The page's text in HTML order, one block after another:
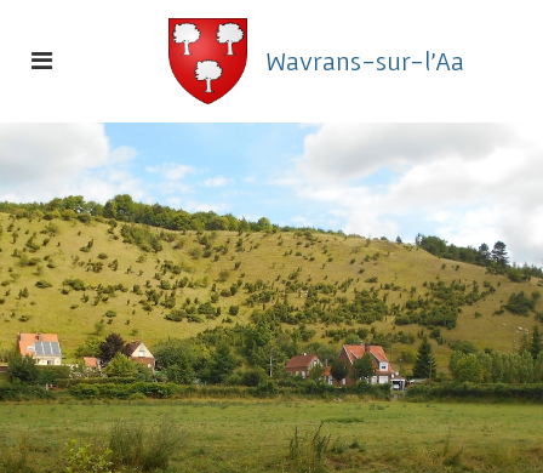
Toggle
Wavrans-sur-l'Aa
Commune
de
Wavrans-
sur-
l'Aa